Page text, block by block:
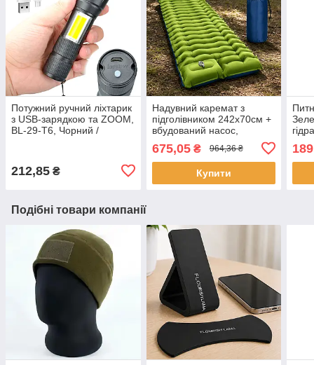
Потужний ручний ліхтарик
з USB-зарядкою та ZOOM,
BL-29-T6, Чорний /
212,85 ₴
Надувний каремат з
підголівником 242х70см +
вбудований насос,
матрац з подушкою /
Килимок туристичний
675,05₴ 964,36 ₴
Купити
189
Подібні товари компанії